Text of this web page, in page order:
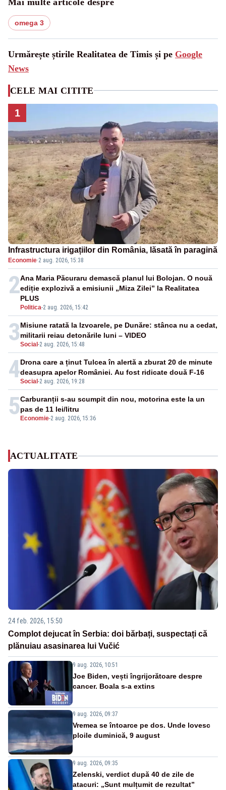
omega 3
Urmărește știrile Realitatea de Timis și pe Google
News
CELE MAI CITITE
1
Infrastructura irigațiilor din România, lăsată în paragină
Economie·2 aug. 2026, 15:38
2
Politica-2 aug. 2026, 15:42
Ana Maria Păcuraru demască planul lui Bolojan. O nouă
ediție explozivă a emisiunii „Miza Zilei” la Realitatea
PLUS
3Social -2 aug. 2026, 15:48
Misiune ratată la Izvoarele, pe Dunăre: stânca nu a cedat,
militarii reiau detonările luni – VIDEO
4Social -2 aug. 2026, 19:28
Drona care a ținut Tulcea în alertă a zburat 20 de minute
deasupra apelor României. Au fost ridicate două F-16
5 Economie-2 aug. 2026, 15:36
Carburanții s-au scumpit din nou, motorina este la un
pas de 11 lei/litru
ACTUALITATE
24 feb. 2026, 15:50
Complot dejucat în Serbia: doi bărbați, suspectați că
plănuiau asasinarea lui Vučić
9 aug. 2026, 10:51
Joe Biden, vești îngrijorătoare despre
cancer. Boala s-a extins
9 aug. 2026, 09:37
Vremea se întoarce pe dos. Unde lovesc
ploile duminică, 9 august
9 aug. 2026, 09:35
Zelenski, verdict după 40 de zile de
atacuri: „Sunt mulțumit de rezultat”